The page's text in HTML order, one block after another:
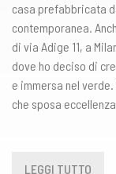
casa prefabbricata
contemporanea.
di via Adige 11, a
dove ho deciso di
e immersa nel
che sposa
LEGGI TUTTO